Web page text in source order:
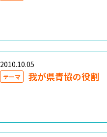
2010.10.05
テーマ 我が県青協の役割